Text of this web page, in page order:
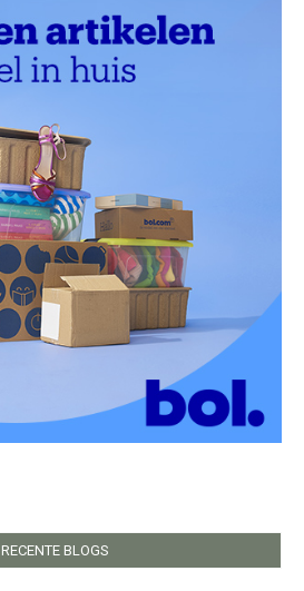
RECENTE BLOGS